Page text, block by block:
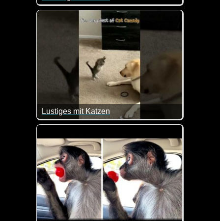
Puh, da ist sie wohl voll ins Fettnäpfchen getreten
Lustiges mit Katzen
Hier siehst du mal wieder lauter lustige Szenen